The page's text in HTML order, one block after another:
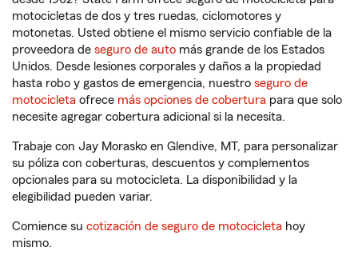
motocicletas de dos y tres ruedas, ciclomotores y
motonetas. Usted obtiene el mismo servicio confiable de la
proveedora de seguro de auto más grande de los Estados
Unidos. Desde lesiones corporales y daños a la propiedad
hasta robo y gastos de emergencia, nuestro seguro de
motocicleta ofrece más opciones de cobertura para que solo
necesite agregar cobertura adicional si la necesita.
Trabaje con Jay Morasko en Glendive, MT, para personalizar
su póliza con coberturas, descuentos y complementos
opcionales para su motocicleta. La disponibilidad y la
elegibilidad pueden variar.
Comience su cotización de seguro de motocicleta hoy
mismo.